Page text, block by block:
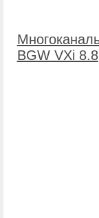
BGW VXi 8.8